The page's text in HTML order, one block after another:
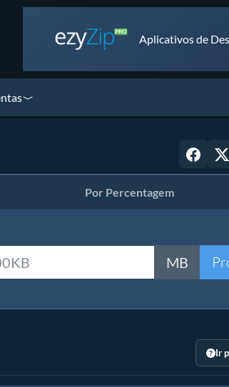
Aplicativos de
Por Percentagem
MB
Ir